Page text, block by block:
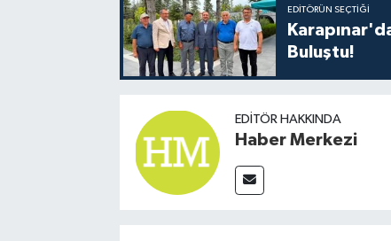
EDITÖRÜN SEÇTIĞI
Buluştu!
EDITÖR HAKKINDA
Haber Merkezi